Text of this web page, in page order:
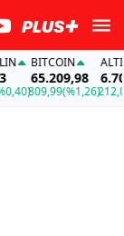
BITCOIN
65.209,98
809,99(%1,26)
ALTIN
212,02